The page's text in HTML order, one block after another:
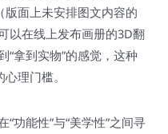
版面上未安排图文内容的
以在线上发布画册的3D翻
“拿到实物”的感觉，这种
理门槛。
功能性”与“美学性”之间寻